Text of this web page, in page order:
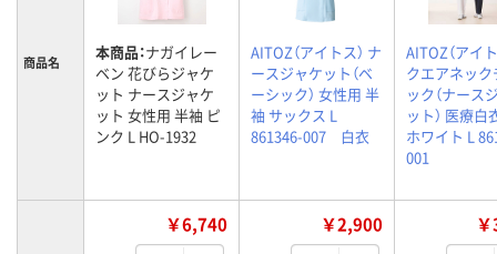
商品名 本商品：ナガイレー
ベン 花びらジャケ
ット ナースジャケ
ット 女性用 半袖 ピ
ンク L HO-1932
AITOZ（アイトス） ナ
ースジャケット（ベ
ーシック） 女性用 半
袖 サックス L
861346-007 白衣
AITOZ（アイ
クエアネッ
ック（ナース
ット） 医療白
ホワイト L
001
￥6,740 ￥2,900